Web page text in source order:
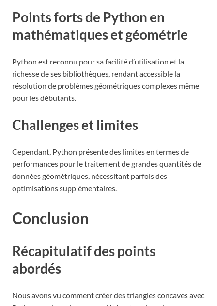
Points forts de Python en
mathématiques et géométrie
Python est reconnu pour sa facilité d’utilisation et la
richesse de ses bibliothèques, rendant accessible la
résolution de problèmes géométriques complexes même
pour les débutants.
Challenges et limites
Cependant, Python présente des limites en termes de
performances pour le traitement de grandes quantités de
données géométriques, nécessitant parfois des
optimisations supplémentaires.
Conclusion
Récapitulatif des points
abordés
Nous avons vu comment créer des triangles concaves avec